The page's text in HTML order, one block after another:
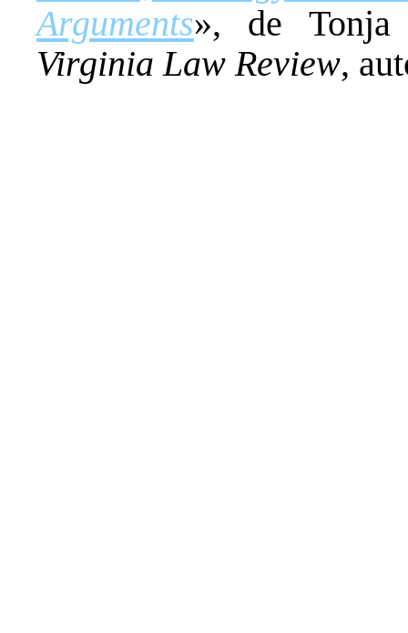
Arguments», de Tonja
Virginia Law Review,